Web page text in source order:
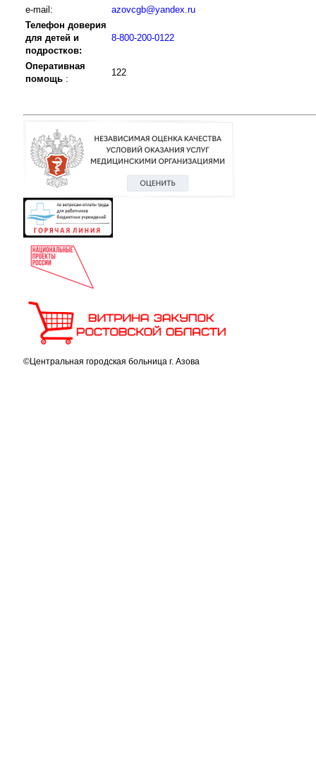
e-mail:
azovcgb@yandex.ru
Телефон доверия
для детей и
подростков:
8-800-200-0122
Оперативная
помощь :
122
©Центральная городская больница г. Азова